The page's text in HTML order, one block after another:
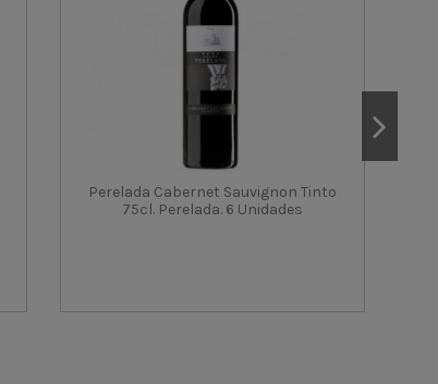
Perelada Cabernet Sauvignon Tinto
75cl. Perelada. 6 Unidades